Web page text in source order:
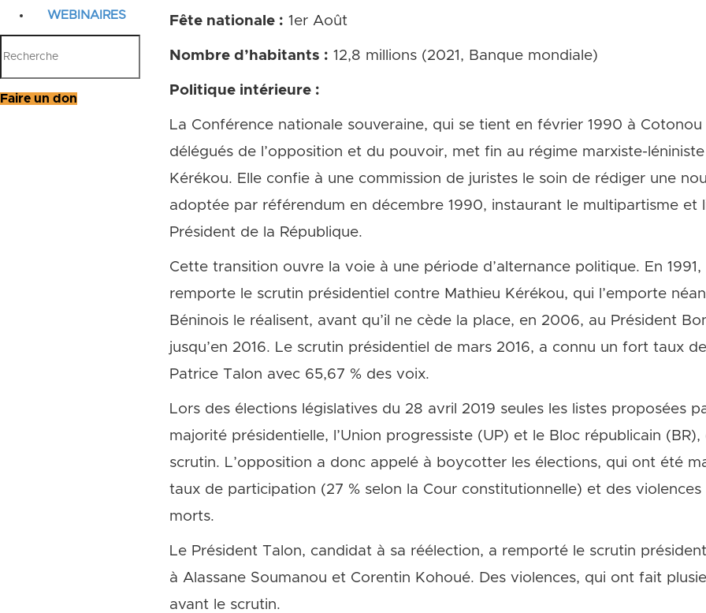
WEBINAIRES
Faire un don
Fête nationale : 1er Août
Nombre d’habitants : 12,8 millions (2021, Banque mondiale)
Politique intérieure :
La Conférence nationale souveraine, qui se tient en février 1990 à
délégués de l’opposition et du pouvoir, met fin au régime marxiste-
Kérékou. Elle confie à une commission de juristes le soin de rédiger une
adoptée par référendum en décembre 1990, instaurant le multipartisme et
Président de la République.
Cette transition ouvre la voie à une période d’alternance politique. En
remporte le scrutin présidentiel contre Mathieu Kérékou, qui l’emporte
Béninois le réalisent, avant qu’il ne cède la place, en 2006, au Président
jusqu’en 2016. Le scrutin présidentiel de mars 2016, a connu un fort taux
Patrice Talon avec 65,67 % des voix.
Lors des élections législatives du 28 avril 2019 seules les listes proposées
majorité présidentielle, l’Union progressiste (UP) et le Bloc républicain
scrutin. L’opposition a donc appelé à boycotter les élections, qui ont été
taux de participation (27 % selon la Cour constitutionnelle) et des
morts.
Le Président Talon, candidat à sa réélection, a remporté le scrutin
à Alassane Soumanou et Corentin Kohoué. Des violences, qui ont fait
avant le scrutin.